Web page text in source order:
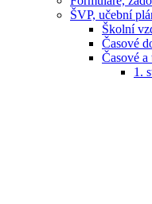
ŠVP, učební
Školní
Časové
Časové a
1.